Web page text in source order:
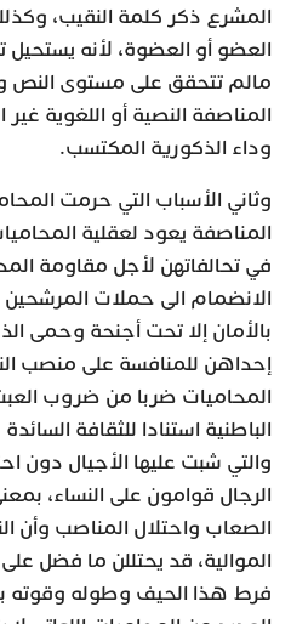
المشرع ذكر كلمة النقيب،
العضو أو العضوة، لأنه
مالم تتحقق على مستوى النص
المناصفة النصية أو اللغوية
وداء الذكورية المكتسب.
وثاني الأسباب التي حرمت
المناصفة يعود لعقلية
في تحالفاتهن لأجل مقاومة
الانضمام الى حملات المرشحين
بالأمان إلا تحت أجنحة وحمى
إحداهن للمنافسة على منصب
المحاميات ضربا من ضروب
الباطنية استنادا للثقافة
والتي شبت عليها الأجيال دون
الرجال قوامون على النساء،
الصعاب واحتلال المناصب وأن
الموالية، قد يحتللن ما فضل
فرط هذا الحيف وطوله وقوته